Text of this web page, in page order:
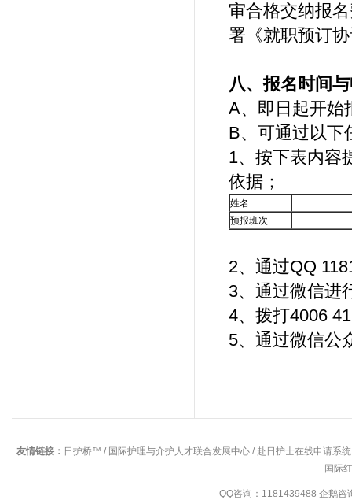
审合格交纳报
署《就职预订
八、报名时间
A、即日起开始
B、可通过以下
1、按下表内容
依据；
姓名
预报班次
2、通过QQ
3、通过微信进
4、拨打4006
5、通过微信公
友情链接： 日护桥™ / 国际护理与介护人才联合发展中心 / 赴日护士在线申请系统
国际
QQ咨询：1181439488 企鹅咨